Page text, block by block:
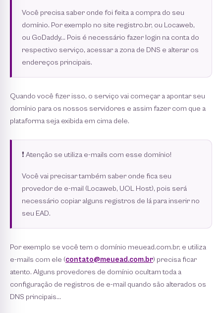
Você precisa saber onde foi feita a compra do seu
domínio. Por exemplo no site registro.br, ou Locaweb,
ou GoDaddy... Pois é necessário fazer login na conta do
respectivo serviço, acessar a zona de DNS e alterar os
endereços principais.
Quando você fizer isso, o serviço vai começar a apontar seu
domínio para os nossos servidores e assim fazer com que a
plataforma seja exibida em cima dele.
❗️ Atenção se utiliza e-mails com esse domínio!
Você vai precisar também saber onde fica seu
provedor de e-mail (Locaweb, UOL Host), pois será
necessário copiar alguns registros de lá para inserir no
seu EAD.
Por exemplo se você tem o domínio meuead.com.br, e utiliza
e-mails com ele (contato@meuead.com.br) precisa ficar
atento. Alguns provedores de domínio ocultam toda a
configuração de registros de e-mail quando são alterados os
DNS principais...